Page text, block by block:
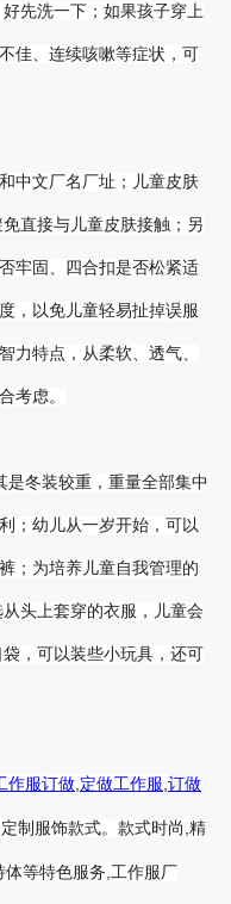
先洗一下；如果孩子穿上
佳、连续咳嗽等症状，可
中文厂名厂址；儿童皮肤
直接与儿童皮肤接触；另
牢固、四合扣是否松紧适
，以免儿童轻易扯掉误服
力特点，从柔软、透气、
考虑。
是冬装较重，重量全部集中
；幼儿从一岁开始，可以
；为培养儿童自我管理的
头上套穿的衣服，儿童会
，可以装些小玩具，还可
作服订做 定做工作服 订做
定制服饰款式。款式时尚 精
体等特色服务 工作服厂